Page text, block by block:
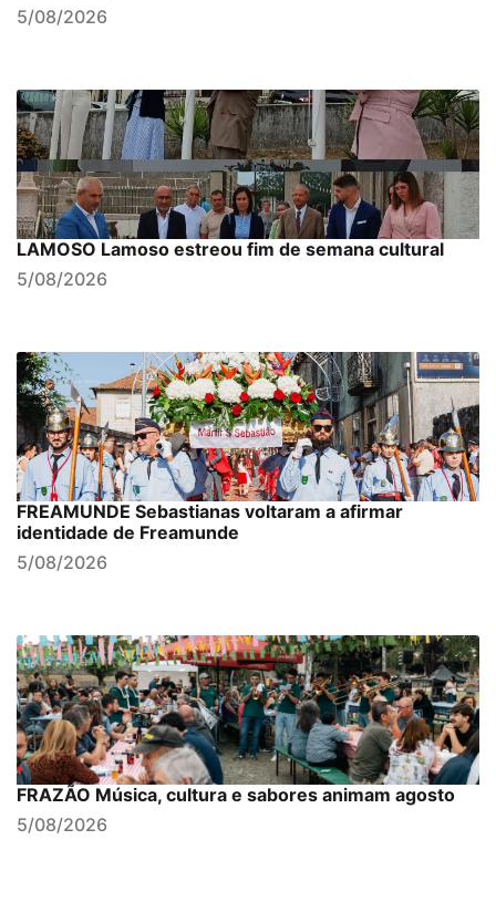
5/08/2026
LAMOSO Lamoso estreou fim de semana cultural
5/08/2026
FREAMUNDE Sebastianas voltaram a afirmar
identidade de Freamunde
5/08/2026
FRAZÃO Música, cultura e sabores animam agosto
5/08/2026